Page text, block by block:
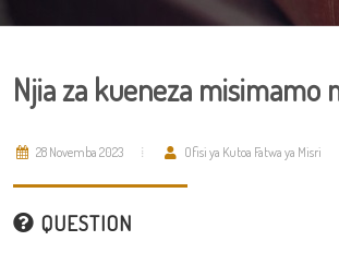
Njia za kueneza misimamo
28 Novemba 2023 Ofisi ya Kutoa Fatwa ya Misri
QUESTION